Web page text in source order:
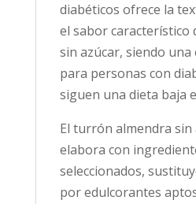
diabéticos ofrece la
el sabor
sin azúcar, siendo
para personas con
siguen una dieta baja
El turrón almendra sin
elabora con
seleccionados,
por edulcorantes